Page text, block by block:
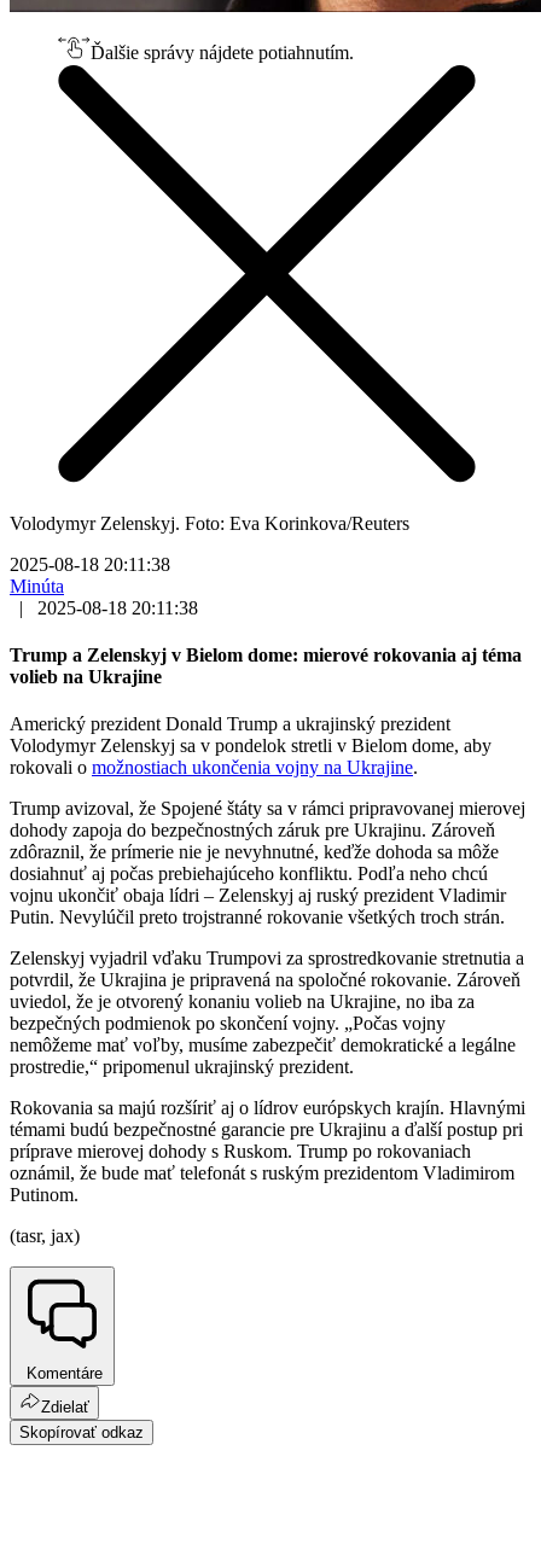
Ďalšie správy nájdete potiahnutím.
Volodymyr Zelenskyj. Foto: Eva Korinkova/Reuters
2025-08-18 20:11:38
Minúta
|
2025-08-18 20:11:38
Trump a Zelenskyj v Bielom dome: mierové rokovania aj téma
volieb na Ukrajine
Americký prezident Donald Trump a ukrajinský prezident
Volodymyr Zelenskyj sa v pondelok stretli v Bielom dome, aby
rokovali o možnostiach ukončenia vojny na Ukrajine.
Trump avizoval, že Spojené štáty sa v rámci pripravovanej mierovej
dohody zapoja do bezpečnostných záruk pre Ukrajinu. Zároveň
zdôraznil, že prímerie nie je nevyhnutné, keďže dohoda sa môže
dosiahnuť aj počas prebiehajúceho konfliktu. Podľa neho chcú
vojnu ukončiť obaja lídri – Zelenskyj aj ruský prezident Vladimir
Putin. Nevylúčil preto trojstranné rokovanie všetkých troch strán.
Zelenskyj vyjadril vďaku Trumpovi za sprostredkovanie stretnutia a
potvrdil, že Ukrajina je pripravená na spoločné rokovanie. Zároveň
uviedol, že je otvorený konaniu volieb na Ukrajine, no iba za
bezpečných podmienok po skončení vojny. „Počas vojny
nemôžeme mať voľby, musíme zabezpečiť demokratické a legálne
prostredie,“ pripomenul ukrajinský prezident.
Rokovania sa majú rozšíriť aj o lídrov európskych krajín. Hlavnými
témami budú bezpečnostné garancie pre Ukrajinu a ďalší postup pri
príprave mierovej dohody s Ruskom. Trump po rokovaniach
oznámil, že bude mať telefonát s ruským prezidentom Vladimirom
Putinom.
(tasr, jax)
Komentáre
Zdielať
Skopírovať odkaz